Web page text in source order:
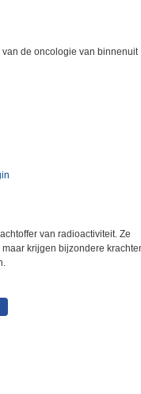
de oncologie van binnenuit
van radioactiviteit. Ze
krijgen bijzondere